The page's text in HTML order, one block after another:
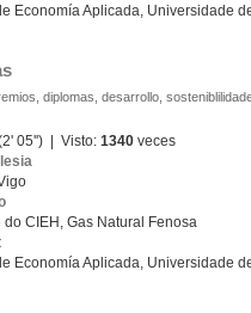
Economía Aplicada, Universidade
diplomas, desarrollo,
05'') | Visto:1340 veces
CIEH, Gas Natural Fenosa
Economía Aplicada, Universidade